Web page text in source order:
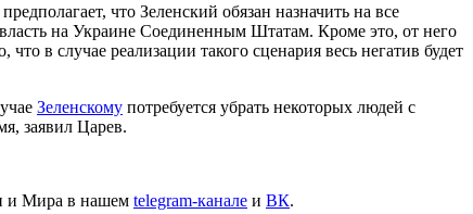
что Зеленский обязан назначить на все
на Украине Соединенным Штатам. Кроме это, от него
в случае реализации такого сценария весь негатив будет
Зеленскому потребуется убрать некоторых людей с
заявил Царев.
и Мира в нашем telegram-канале и ВК.